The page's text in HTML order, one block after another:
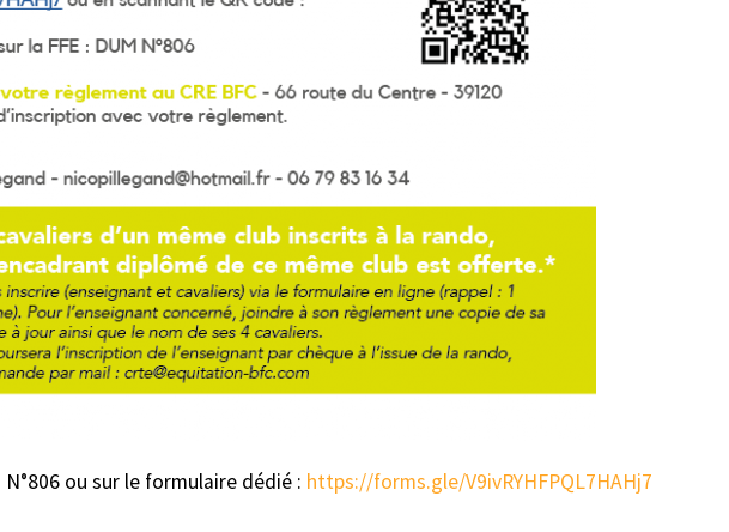
ou sur le formulaire dédié : https://forms.gle/V9ivRYHFPQL7HAHj7